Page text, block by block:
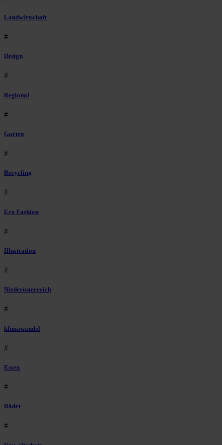
Landwirtschaft
#
Design
#
Regional
#
Garten
#
Recycling
#
Eco Fashion
#
Illustration
#
Niederösterreich
#
klimawandel
#
Essen
#
Räder
#